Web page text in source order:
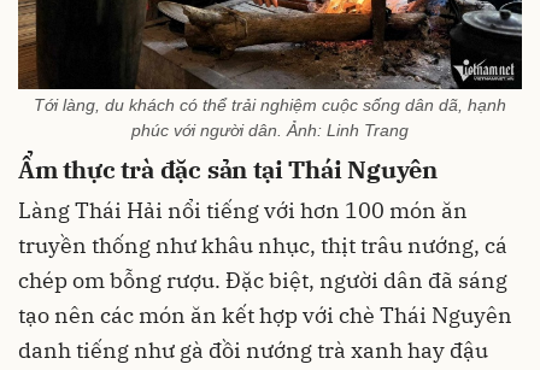
Tới làng, du khách có thể trải nghiệm cuộc sống dân dã, hạnh
phúc với người dân. Ảnh: Linh Trang
Ẩm thực trà đặc sản tại Thái Nguyên
Làng Thái Hải nổi tiếng với hơn 100 món ăn
truyền thống như khâu nhục, thịt trâu nướng, cá
chép om bỗng rượu. Đặc biệt, người dân đã sáng
tạo nên các món ăn kết hợp với chè Thái Nguyên
danh tiếng như gà đồi nướng trà xanh hay đậu